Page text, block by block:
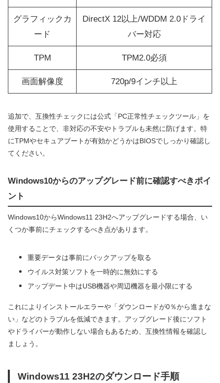
グラフィックカ
ード
DirectX 12以上/WDDM 2.0ドライ
バー対応
TPM TPM2.0必須
画面解像度 720p/9インチ以上
追加で、互換性チェックには公式「PC正常性チェックツール」を
使用することで、非対応の不安やトラブルも未然に防げます。特
にTPMやセキュアブートが有効かどうかはBIOSでしっかり確認し
てください。
Windows10からのアップグレード前に確認すべきポイ
ント
Windows10からWindows11 23H2へアップグレードする場合、い
くつか事前にチェックするべき点があります。
重要データは事前にバックアップを取る
ウイルス対策ソフトを一時的に無効にする
アップデート中はUSB機器や周辺機器を最小限にする
これによりインストールエラーや「ダウンロードが0％から進まな
い」などのトラブルを低減できます。アップグレード後にソフト
やドライバーが動作しない場合もあるため、互換性情報を確認し
ましょう。
Windows11 23H2のダウンロード手順